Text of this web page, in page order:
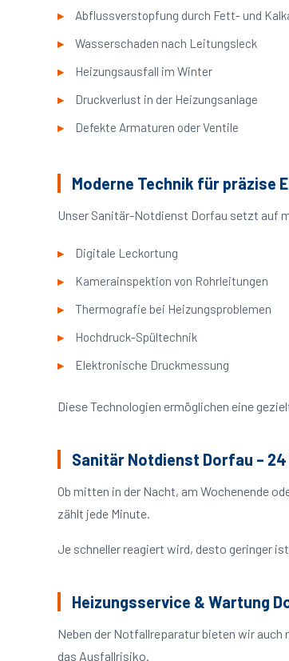
Abflussverstopfung durch Fett- und
Wasserschaden nach Leitungsleck
Heizungsausfall im Winter
Druckverlust in der Heizungsanlage
Defekte Armaturen oder Ventile
Moderne Technik für präzise
Unser Sanitär-Notdienst Dorfau setzt auf
Digitale Leckortung
Kamerainspektion von Rohrleitungen
Thermografie bei Heizungsproblemen
Hochdruck-Spültechnik
Elektronische Druckmessung
Diese Technologien ermöglichen eine
Sanitär Notdienst Dorfau –
Ob mitten in der Nacht, am Wochenende
zählt jede Minute.
Je schneller reagiert wird, desto geringer
Heizungsservice & Wartung
Neben der Notfallreparatur bieten wir
das Ausfallrisiko.